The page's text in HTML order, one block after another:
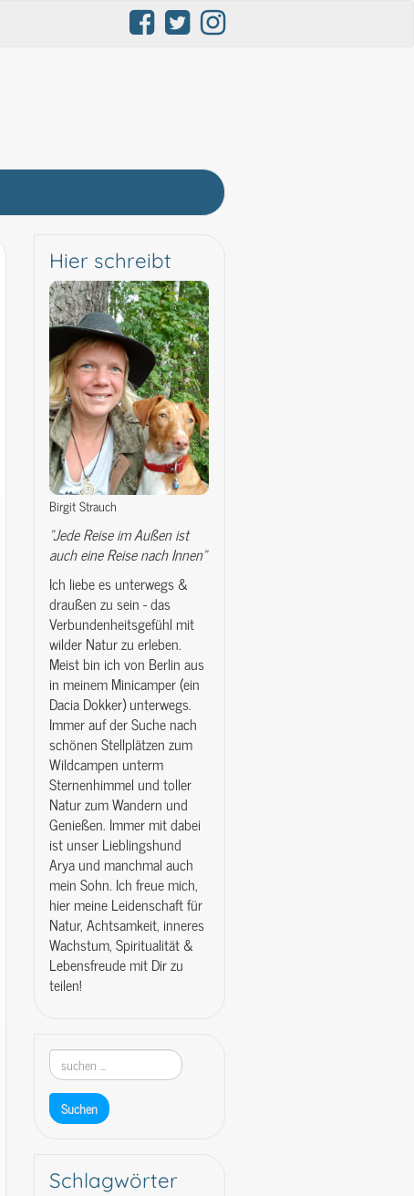
Hier schreibt
Birgit Strauch
"Jede Reise im Außen ist
auch eine Reise nach Innen"
Ich liebe es unterwegs &
draußen zu sein - das
Verbundenheitsgefühl mit
wilder Natur zu erleben.
Meist bin ich von Berlin aus
in meinem Minicamper (ein
Dacia Dokker) unterwegs.
Immer auf der Suche nach
schönen Stellplätzen zum
Wildcampen unterm
Sternenhimmel und toller
Natur zum Wandern und
Genießen. Immer mit dabei
ist unser Lieblingshund
Arya und manchmal auch
mein Sohn. Ich freue mich,
hier meine Leidenschaft für
Natur, Achtsamkeit, inneres
Wachstum, Spiritualität &
Lebensfreude mit Dir zu
teilen!
Schlagwörter